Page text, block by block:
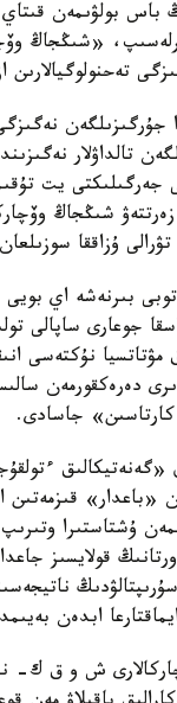
باس بولۋىمەن
«شىڭجاڭ
جۇرگىزىلگەن
تالداۋلار
جەرگىلىكتى
زەرتتەۋ شىڭجاڭ
ۇزاققا
توبى بىرنەشە اي
مۋتاتسيا نۇكتەسى
ءىرى دەرەكقورمەن
جاسادى.
«باعدار»
ۇشتاستىرا
قولايسىز
ابدەن
ش و ق ك-